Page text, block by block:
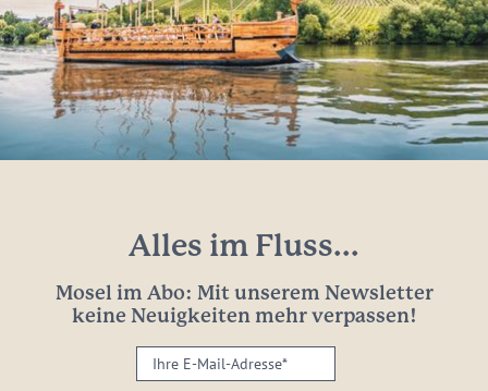
Alles im Fluss...
Mosel im Abo: Mit unserem Newsletter
keine Neuigkeiten mehr verpassen!
Ihre
E-